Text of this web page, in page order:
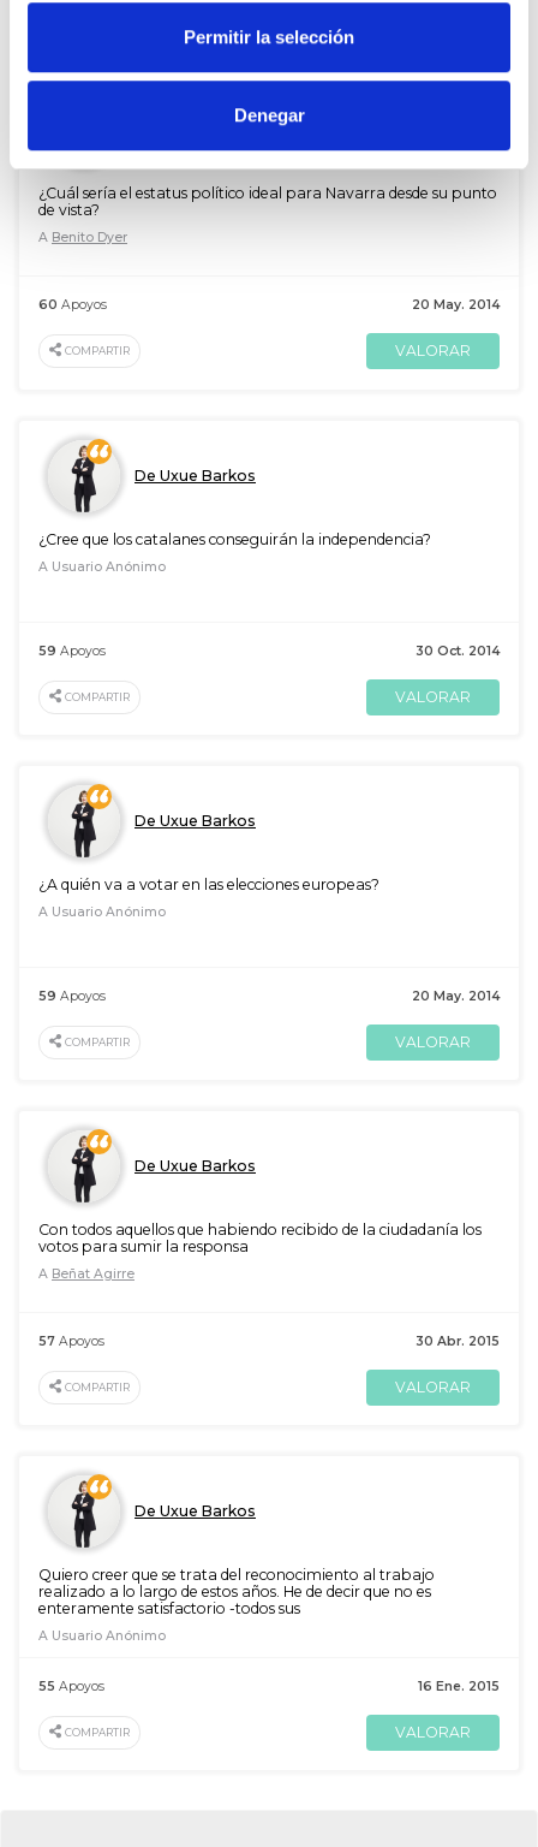
Permitir la selección
Denegar
COMPARTIR VALORAR
¿Cuál sería el estatus político ideal para Navarra desde su punto
de vista?
A Benito Dyer
20 May. 2014
60 Apoyos
COMPARTIR VALORAR
De Uxue Barkos
¿Cree que los catalanes conseguirán la independencia?
A Usuario Anónimo
30 Oct. 2014
59 Apoyos
COMPARTIR VALORAR
De Uxue Barkos
¿A quién va a votar en las elecciones europeas?
A Usuario Anónimo
20 May. 2014
59 Apoyos
COMPARTIR VALORAR
De Uxue Barkos
Con todos aquellos que habiendo recibido de la ciudadanía los
votos para sumir la responsa
A Beñat Agirre
30 Abr. 2015
57 Apoyos
COMPARTIR VALORAR
De Uxue Barkos
Quiero creer que se trata del reconocimiento al trabajo
realizado a lo largo de estos años. He de decir que no es
enteramente satisfactorio -todos sus
A Usuario Anónimo
16 Ene. 2015
55 Apoyos
COMPARTIR VALORAR